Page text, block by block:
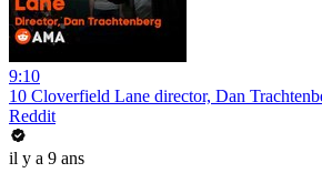
9:10
10 Cloverfield Lane director, Dan
Reddit
il y a 9 ans